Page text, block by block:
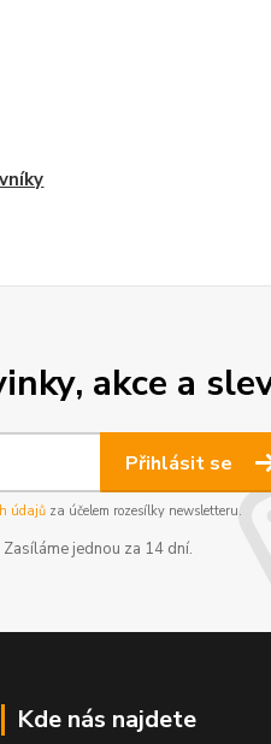
akce a
Přihlásit se
údajůza účelem rozesílky newsletteru.
jednou za 14 dní.
Kde nás najdete